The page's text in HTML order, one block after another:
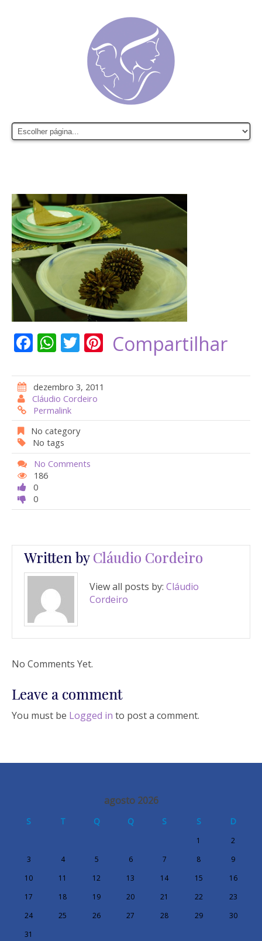
F
e
b
o
o
k
W
at
s
A
p
p
T
itt
er
Pi
er
st
Compartilhar
dezembro 3, 2011
Cláudio Cordeiro
Permalink
No category
No tags
No Comments
186
0
0
Written byCláudio Cordeiro
View all posts by: Cláudio
Cordeiro
No Comments Yet.
Leave a comment
You must be Logged in to post a comment.
agosto 2026
S T Q Q S S D
1
2
3
4 5 6 7 8
9
10
11 12 13 14 15
16
17
18 19 20 21 22
23
24
25 26 27 28 29
30
31